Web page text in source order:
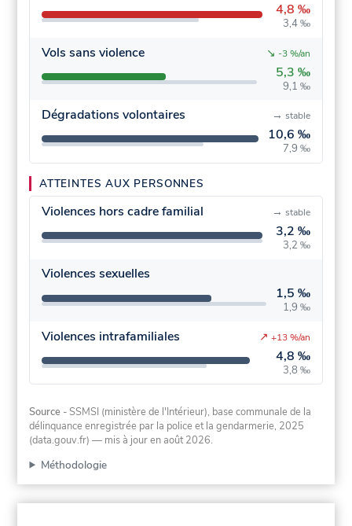
4,8 ‰
3,4 ‰
Vols sans violence
5,3 ‰
9,1 ‰
↘ -3 %/an
Dégradations volontaires
10,6 ‰
7,9 ‰
→ stable
ATTEINTES AUX PERSONNES
Violences hors cadre familial
3,2 ‰
3,2 ‰
→ stable
Violences sexuelles
1,5 ‰
1,9 ‰
Violences intrafamiliales
4,8 ‰
3,8 ‰
↗ +13 %/an
Source - SSMSI (ministère de l'Intérieur), base communale de la
délinquance enregistrée par la police et la gendarmerie, 2025
(data.gouv.fr) — mis à jour en août 2026.
Méthodologie